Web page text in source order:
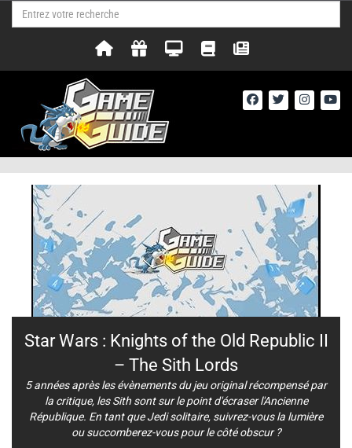
Star Wars : Knights of the Old Republic II
– The Sith Lords
5 années après les évènements du jeu original récompensé par
la critique, les Sith sont sur le point d'écraser l'Ancienne
République. En tant que Jedi solitaire, suivrez-vous la lumière
ou succomberez-vous pour le côté obscur ?